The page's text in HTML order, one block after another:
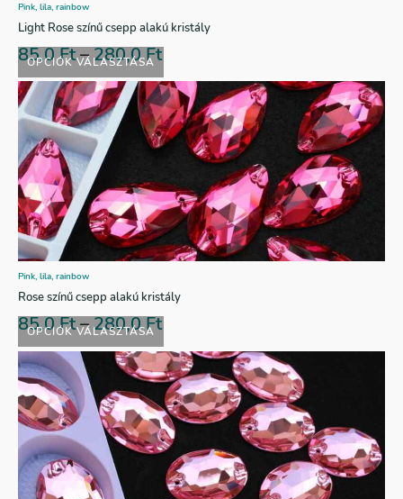
OPCIÓK VÁLASZTÁSA
Pink, lila, rainbow
Light Rose színű csepp alakú kristály
85,0Ft–280,0Ft
OPCIÓK VÁLASZTÁSA
Pink, lila, rainbow
Rose színű csepp alakú kristály
85,0Ft–280,0Ft